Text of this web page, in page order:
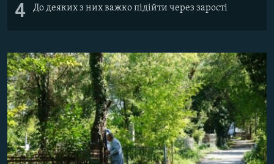
4 До деяких з них важко підійти через зарості